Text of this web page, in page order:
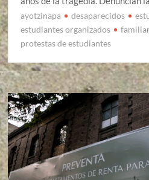
ayotzinapa desaparecidos
estudiantes organizados
protestas de estudiantes